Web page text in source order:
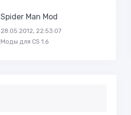
Spider Man Mod
28.05.2012, 22:53:07
Моды для CS 1.6